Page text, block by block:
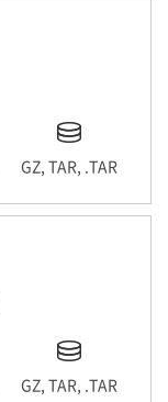
GZ, TAR, .TAR
GZ, TAR, .TAR